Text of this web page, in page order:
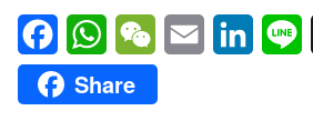
FacebookWhatsAppWeChatEmail
Share